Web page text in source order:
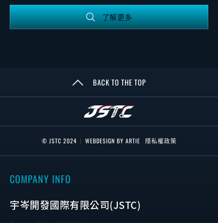
了解更多
BACK TO THE TOP
© JSTC 2024 | WEBDESIGN BY ARTIE 隱私權政策
COMPANY INFO
宇岑開發國際有限公司(JSTC)